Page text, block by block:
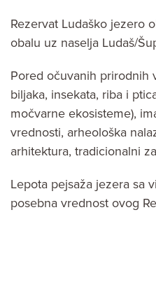
Rezervat Ludaško jezero
obalu uz naselja Ludaš/
Pored očuvanih prirodnih
biljaka, insekata, riba i
močvarne ekosisteme),
vrednosti, arheološka
arhitektura, tradicionalni
Lepota pejsaža jezera sa
posebna vrednost ovog